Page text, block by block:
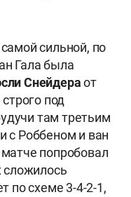
сильной, по
Гала была
Снейдераот
под
там третьим
с Роббеном и ван
попробовал
сложилось
по схеме 3-4-2-1,